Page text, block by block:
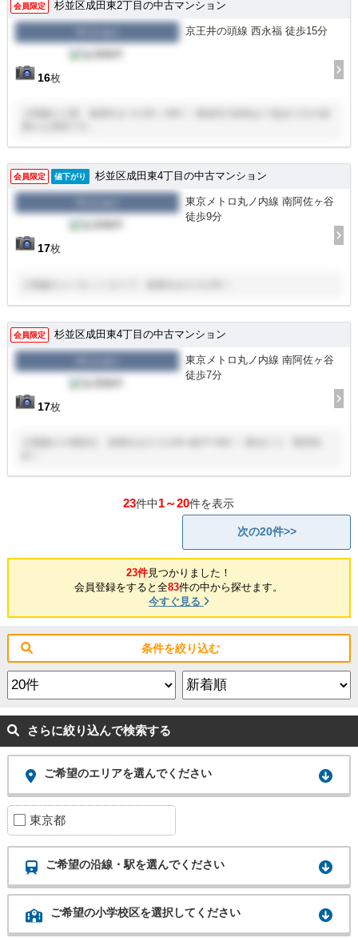
会員限定 杉並区成田東2丁目の中古マンション
16枚
京王井の頭線 西永福 徒歩15分
会員限定 値下がり 杉並区成田東4丁目の中古マンション
17枚
東京メトロ丸ノ内線 南阿佐ヶ谷
徒歩9分
会員限定 杉並区成田東4丁目の中古マンション
17枚
東京メトロ丸ノ内線 南阿佐ヶ谷
徒歩7分
23件中1～20件を表示
次の20件>>
23件見つかりました！
会員登録をすると全83件の中から探せます。
今すぐ見る
条件を絞り込む
さらに絞り込んで検索する
ご希望のエリアを選んでください
東京都
ご希望の沿線・駅を選んでください
ご希望の小学校区を選択してください